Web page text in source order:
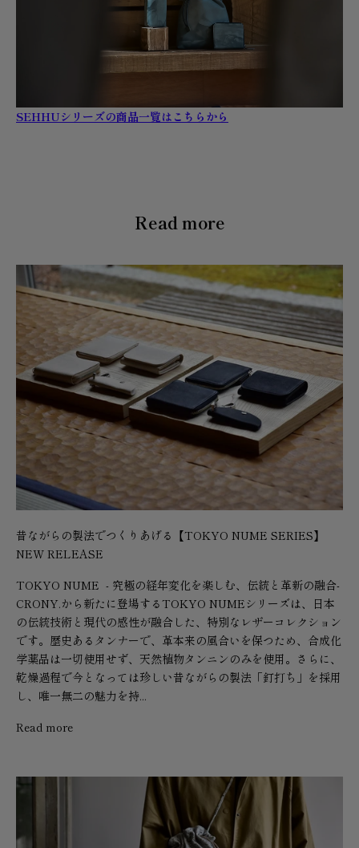
SEHHUシリーズの商品一覧はこちらから
Read more
昔ながらの製法でつくりあげる【TOKYO NUME SERIES】
NEW RELEASE
TOKYO NUME - 究極の経年変化を楽しむ、伝統と革新の融合-
CRONY.から新たに登場するTOKYO NUMEシリーズは、日本
の伝統技術と現代の感性が融合した、特別なレザーコレクション
です。歴史あるタンナーで、革本来の風合いを保つため、合成化
学薬品は一切使用せず、天然植物タンニンのみを使用。さらに、
乾燥過程で今となっては珍しい昔ながらの製法「釘打ち」を採用
し、唯一無二の魅力を持...
Read more